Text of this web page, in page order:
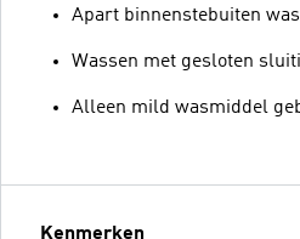
Apart binnenstebuiten
Wassen met gesloten
Alleen mild wasmiddel
Kenmerken